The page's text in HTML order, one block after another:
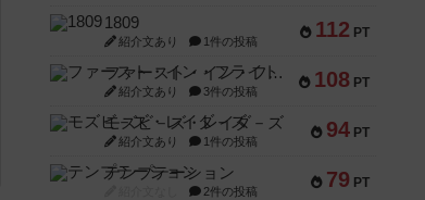
112 PT
1809
紹介文あり 1件の投稿
108 PT
ファースト・イン・フライト
紹介文あり 3件の投稿
94 PT
モズビ－ズ・レイダ－ズ
紹介文あり 1件の投稿
79 PT
テンプテーション
2件の投稿